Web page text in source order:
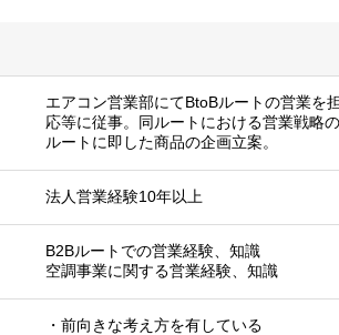
エアコン営業部にてBtoBルートの営業を
応等に従事。同ルートにおける営業戦略
ルートに即した商品の企画立案。
法人営業経験10年以上
B2Bルートでの営業経験、知識
空調事業に関する営業経験、知識
・前向きな考え方を有している